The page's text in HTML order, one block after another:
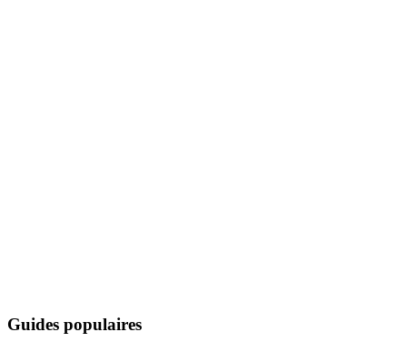
Guides populaires